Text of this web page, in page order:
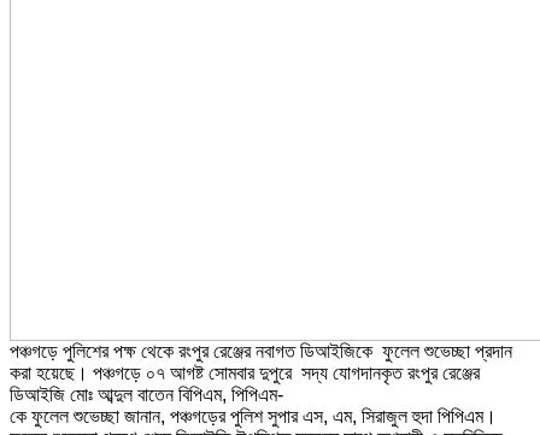
পঞ্চগড়ে পুলিশের পক্ষ থেকে রংপুর রেঞ্জের নবাগত ডিআইজিকে ফুলেল শুভেচ্ছা প্রদান
করা হয়েছে। পঞ্চগড়ে ০৭ আগষ্ট সোমবার দুপুরে সদ্য যোগদানকৃত রংপুর রেঞ্জের
ডিআইজি মোঃ আব্দুল বাতেন বিপিএম, পিপিএম-
কে ফুলেল শুভেচ্ছা জানান, পঞ্চগড়ের পুলিশ সুপার এস, এম, সিরাজুল হুদা পিপিএম।